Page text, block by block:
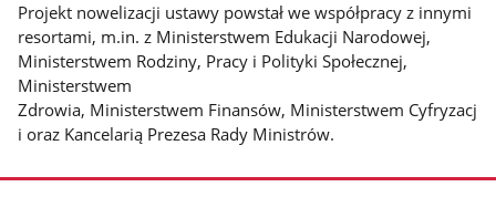
Projekt nowelizacji ustawy powstał we współpracy z innymi
resortami, m.in. z Ministerstwem Edukacji Narodowej,
Ministerstwem Rodziny, Pracy i Polityki Społecznej,
Ministerstwem
Zdrowia, Ministerstwem Finansów, Ministerstwem Cyfryzacj
i oraz Kancelarią Prezesa Rady Ministrów.